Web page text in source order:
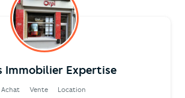
Immobilier Expertise
Achat Vente Location